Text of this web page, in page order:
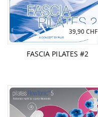
39,90 CHF
FASCIA PILATES #2